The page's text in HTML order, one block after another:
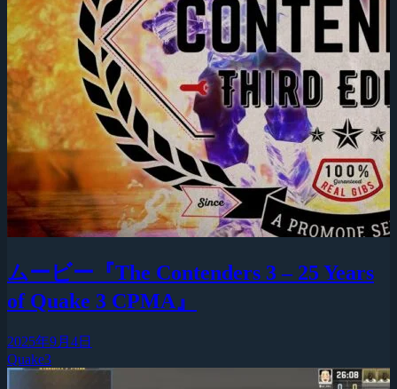
ムービー『The Contenders 3 – 25 Years
of Quake 3 CPMA』
2025年9月4日
Quake3